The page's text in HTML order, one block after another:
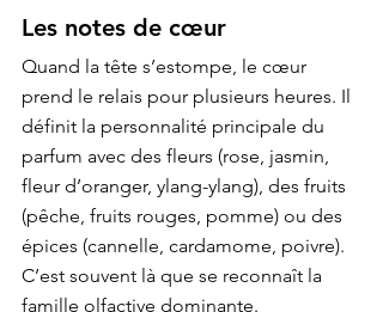
Les notes de cœur
Quand la tête s’estompe, le cœur
prend le relais pour plusieurs heures. Il
définit la personnalité principale du
parfum avec des fleurs (rose, jasmin,
fleur d’oranger, ylang-ylang), des fruits
(pêche, fruits rouges, pomme) ou des
épices (cannelle, cardamome, poivre).
C’est souvent là que se reconnaît la
famille olfactive dominante.